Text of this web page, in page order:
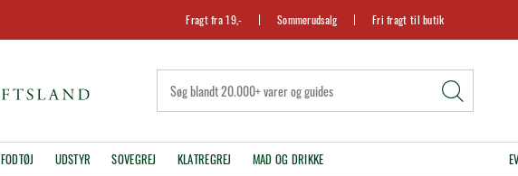
Fragt fra 19,- Sommerudsalg Fri fragt til butik
FODTØJ UDSTYR SOVEGREJ KLATREGREJ MAD OG DRIKKE